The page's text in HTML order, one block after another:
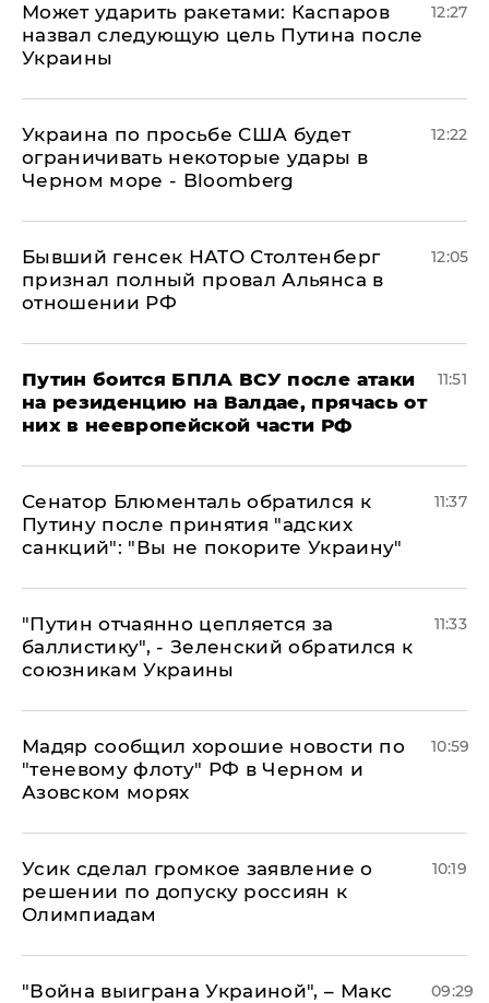
Может ударить ракетами: Каспаров
назвал следующую цель Путина после
Украины
12:27
Украина по просьбе США будет
ограничивать некоторые удары в
Черном море - Bloomberg
12:22
Бывший генсек НАТО Столтенберг
признал полный провал Альянса в
отношении РФ
12:05
Путин боится БПЛА ВСУ после атаки
на резиденцию на Валдае, прячась от
них в неевропейской части РФ
11:51
Сенатор Блюменталь обратился к
Путину после принятия "адских
санкций": "Вы не покорите Украину"
11:37
"Путин отчаянно цепляется за
баллистику", - Зеленский обратился к
союзникам Украины
11:33
Мадяр сообщил хорошие новости по
"теневому флоту" РФ в Черном и
Азовском морях
10:59
Усик сделал громкое заявление о
решении по допуску россиян к
Олимпиадам
10:19
"Война выиграна Украиной", – Макс 09:29